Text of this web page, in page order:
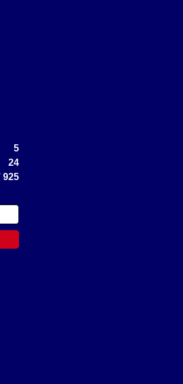
5
24
925